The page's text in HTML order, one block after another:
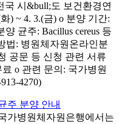
국 시&bull;도 보건환경연
) ~ 4. 3.(금) o 분양 기간:
양 균주: Bacillus cereus 등
법: 병원체자원온라인분
공문 등 신청 관련 서류
o 관련 문의: 국가병원
4270)
주 분양 안내
가병원체자원은행에서는